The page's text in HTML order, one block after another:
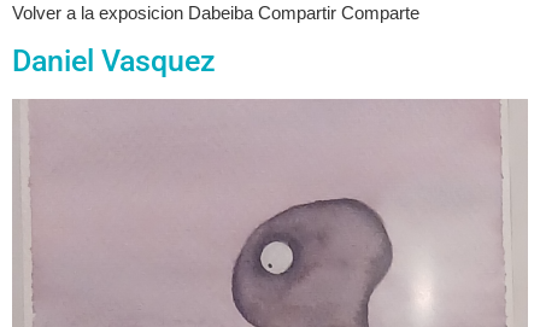
Volver a la exposicion Dabeiba Compartir Comparte
Daniel Vasquez